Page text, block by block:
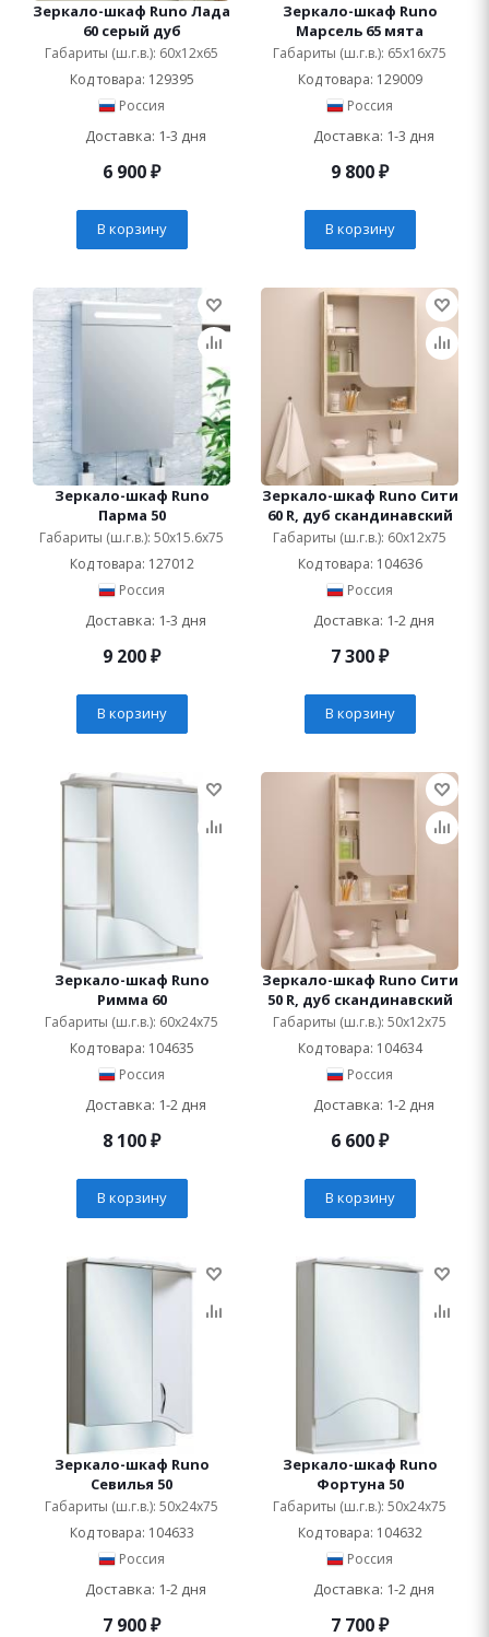
Зеркало-шкаф Runo Лада
60 серый дуб
Габариты (ш.г.в.): 60x12x65
Код товара: 129395
Россия
Доставка: 1-3 дня
6 900₽
В корзину
Зеркало-шкаф Runo
Марсель 65 мята
Габариты (ш.г.в.): 65x16x75
Код товара: 129009
Россия
Доставка: 1-3 дня
9 800₽
В корзину
Зеркало-шкаф Runo
Парма 50
Габариты (ш.г.в.): 50x15.6x75
Код товара: 127012
Россия
Доставка: 1-3 дня
9 200₽
В корзину
Зеркало-шкаф Runo Сити
60 R, дуб скандинавский
Габариты (ш.г.в.): 60x12x75
Код товара: 104636
Россия
Доставка: 1-2 дня
7 300₽
В корзину
Зеркало-шкаф Runo
Римма 60
Габариты (ш.г.в.): 60x24x75
Код товара: 104635
Россия
Доставка: 1-2 дня
8 100₽
В корзину
Зеркало-шкаф Runo Сити
50 R, дуб скандинавский
Габариты (ш.г.в.): 50x12x75
Код товара: 104634
Россия
Доставка: 1-2 дня
6 600₽
В корзину
Зеркало-шкаф Runo
Севилья 50
Габариты (ш.г.в.): 50x24x75
Код товара: 104633
Россия
Доставка: 1-2 дня
7 900₽
Зеркало-шкаф Runo
Фортуна 50
Габариты (ш.г.в.): 50x24x75
Код товара: 104632
Россия
Доставка: 1-2 дня
7 700₽